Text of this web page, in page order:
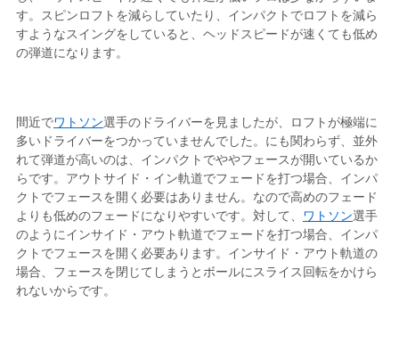
す。スピンロフトを減らしていたり、インパクトでロフトを減ら
すようなスイングをしていると、ヘッドスピードが速くても低め
の弾道になります。
間近でワトソン選手のドライバーを見ましたが、ロフトが極端に
多いドライバーをつかっていませんでした。にも関わらず、並外
れて弾道が高いのは、インパクトでややフェースが開いているか
らです。アウトサイド・イン軌道でフェードを打つ場合、インパ
クトでフェースを開く必要はありません。なので高めのフェード
よりも低めのフェードになりやすいです。対して、 ワトソン選手
のようにインサイド・アウト軌道でフェードを打つ場合、インパ
クトでフェースを開く必要あります。インサイド・アウト軌道の
場合、フェースを閉じてしまうとボールにスライス回転をかけら
れないからです。